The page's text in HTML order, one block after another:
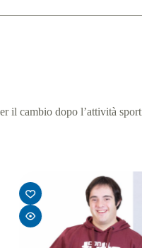
il cambio dopo l’attività